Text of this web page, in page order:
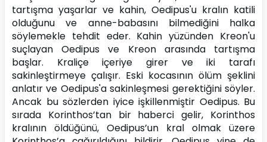
tartışma yaşarlar ve kahin, Oedipus'u kralın katili
olduğunu ve anne-babasını bilmediğini halka
söylemekle tehdit eder. Kahin yüzünden Kreon'u
suçlayan Oedipus ve Kreon arasında tartışma
başlar. Kraliçe içeriye girer ve iki tarafı
sakinleştirmeye çalışır. Eski kocasının ölüm şeklini
anlatır ve Oedipus'a sakinleşmesi gerektiğini söyler.
Ancak bu sözlerden iyice işkillenmiştir Oedipus. Bu
sırada Korinthos’tan bir haberci gelir, Korinthos
kralının öldüğünü, Oedipus’un kral olmak üzere